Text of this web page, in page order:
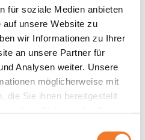
für soziale Medien anbieten
unsere Website zu
wir Informationen zu Ihrer
an unsere Partner für
Analysen weiter. Unsere
möglicherweise mit
die Sie ihnen bereitgestellt